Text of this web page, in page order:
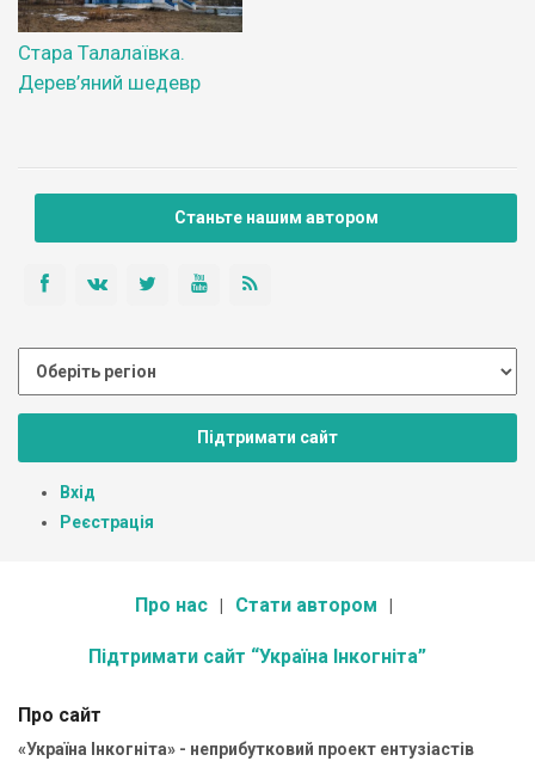
Стара Талалаївка.
Дерев’яний шедевр
Станьте нашим автором
Підтримати сайт
Вхід
Реєстрація
Про нас Стати автором
Підтримати сайт “Україна Інкогніта”
Про сайт
«Україна Інкогніта» - неприбутковий проект ентузіастів